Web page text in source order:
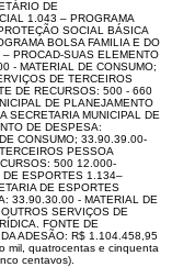
DE
1.043 – PROGRAMA
SOCIAL BÁSICA
BOLSA FAMILIA E DO
PROCAD-SUAS ELEMENTO
- MATERIAL DE CONSUMO;
DE TERCEIROS
DE RECURSOS: 500 - 660
DE PLANEJAMENTO
SECRETARIA MUNICIPAL DE
DE DESPESA:
CONSUMO; 33.90.39.00-
PESSOA
500 12.000-
DE ESPORTES 1.134–
DE ESPORTES
33.90.30.00 - MATERIAL DE
SERVIÇOS DE
FONTE DE
ADESÃO: R$ 1.104.458,95
mil, quatrocentas e cinquenta
centavos).